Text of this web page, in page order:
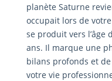
planète Saturne
occupait lors de
se produit vers l’âge
ans. Il marque une
bilans profonds et
votre vie